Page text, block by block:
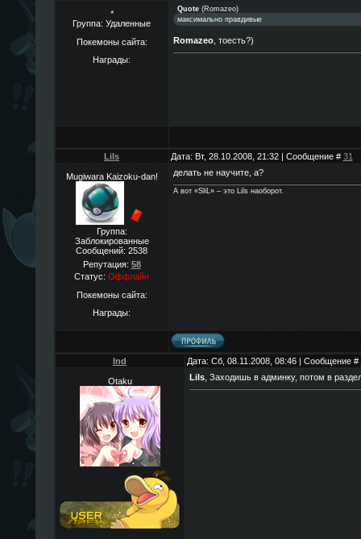
*
Группа: Удаленные
Покемоны сайта:
Награды:
Quote(Romazeo)
максимально правдивые
Romazeo, тоесть?)
Lils Дата: Вт, 28.10.2008, 21:32 | Сообщение # 31
Mugiwara Kaizoku-dan!
Группа:
Заблокированные
Сообщений: 2538
Репутация: 58
Статус: Оффлайн
Покемоны сайта:
Награды:
делать не научите, а?
А вот «SliL» – это Lils наоборот.
Ind Дата: Сб, 08.11.2008, 08:46 | Сообщение #
Otaku Lils, Заходишь в админку, потом в